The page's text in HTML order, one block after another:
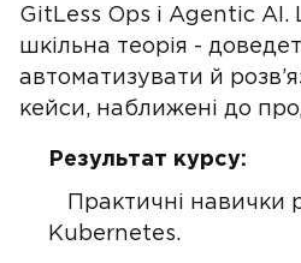
GitLess Ops і Agentic AI.
шкільна теорія -
автоматизувати й
кейси, наближені до
Результат курсу:
Практичні навички
Kubernetes.